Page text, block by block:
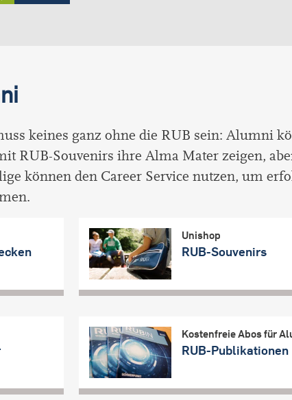
keines ganz ohne die RUB sein: Alumni
RUB-Souvenirs ihre Alma Mater zeigen,
können den Career Service nutzen, um
Unishop
RUB-Souvenirs
Kostenfreie Abos für
RUB-Publikationen